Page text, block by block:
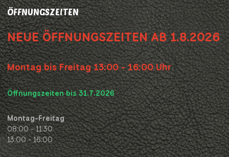
ÖFFNUNGSZEITEN
NEUE ÖFFNUNGSZEITEN AB 1.8.2026
Montag bis Freitag 13:00 - 16:00 Uhr
Öffnungszeiten bis 31.7.2026
Montag-Freitag
08:00 - 11:30
13:00 - 16:00